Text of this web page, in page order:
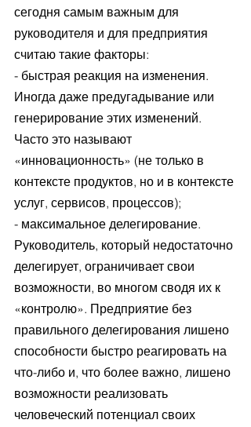
сегодня самым важным для
руководителя и для предприятия
считаю такие факторы:
- быстрая реакция на изменения.
Иногда даже предугадывание или
генерирование этих изменений.
Часто это называют
«инновационность» (не только в
контексте продуктов, но и в контексте
услуг, сервисов, процессов);
- максимальное делегирование.
Руководитель, который недостаточно
делегирует, ограничивает свои
возможности, во многом сводя их к
«контролю». Предприятие без
правильного делегирования лишено
способности быстро реагировать на
что-либо и, что более важно, лишено
возможности реализовать
человеческий потенциал своих